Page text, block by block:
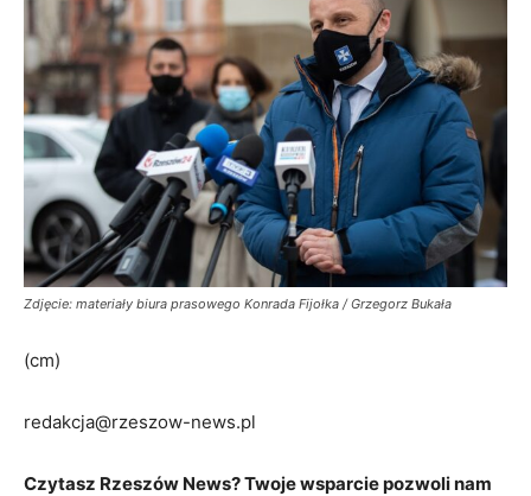
Zdjęcie: materiały biura prasowego Konrada Fijołka / Grzegorz Bukała
(cm)
redakcja@rzeszow-news.pl
Czytasz Rzeszów News? Twoje wsparcie pozwoli nam